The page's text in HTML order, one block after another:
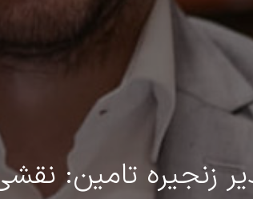
زنجیره تامین: